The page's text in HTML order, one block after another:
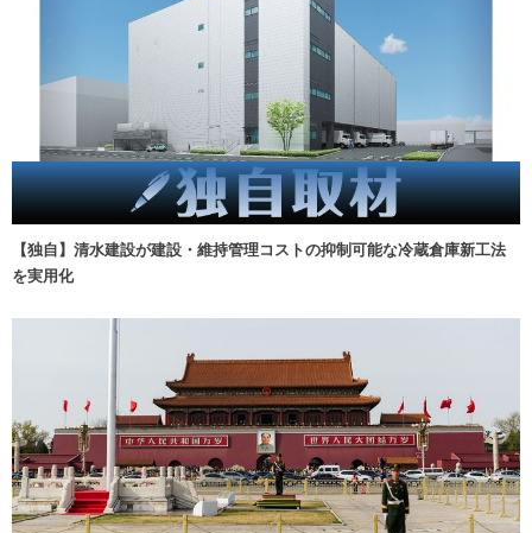
【独自】清水建設が建設・維持管理コストの抑制可能な冷蔵倉庫新工法
を実用化